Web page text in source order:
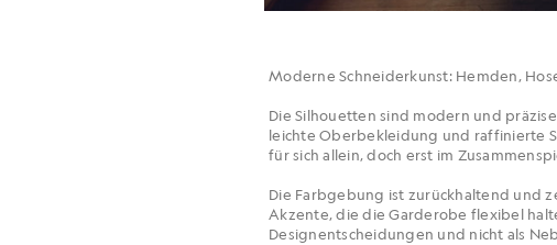
Moderne Schneiderkunst: Hemden,
Die Silhouetten sind modern und
leichte Oberbekleidung und raffinierte
für sich allein, doch erst im
Die Farbgebung ist zurückhaltend und
Akzente, die die Garderobe flexibel
Designentscheidungen und nicht als